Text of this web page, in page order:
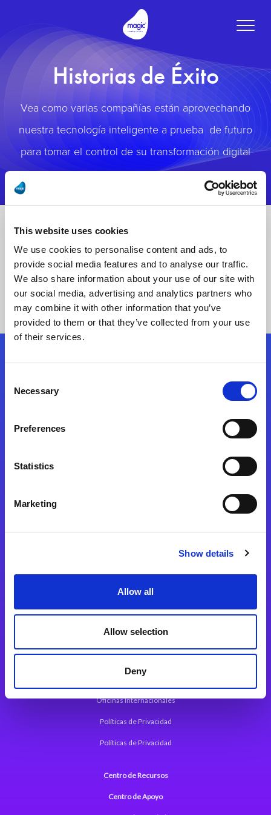
This website uses cookies
We use cookies to personalise content and ads, to
provide social media features and to analyse our traffic.
We also share information about your use of our site with
our social media, advertising and analytics partners who
may combine it with other information that you’ve
provided to them or that they’ve collected from your use
of their services.
Selection
Necessary
Preferences
Statistics
Marketing
Show details
Allow all
Allow selection
Deny
Toggle
Historias de Éxito
Vea como varias compañías están aprovechando
nuestra tecnología inteligente a prueba de futuro
para tomar el control de su transformación digital
Síganos
Magic xpi Plataforma de Integración
Comunicados de Prensa (Inglés)
Acerca de Magic
Oficinas Internacionales
Políticas de Privacidad
Políticas de Privacidad
Centro de Recursos
Centro de Apoyo